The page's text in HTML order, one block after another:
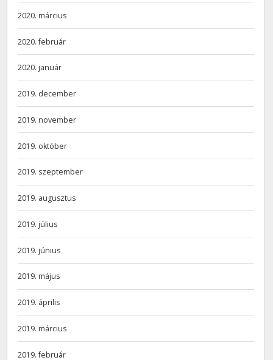
2020. március
2020. február
2020. január
2019. december
2019. november
2019. október
2019. szeptember
2019. augusztus
2019. július
2019. június
2019. május
2019. április
2019. március
2019. február